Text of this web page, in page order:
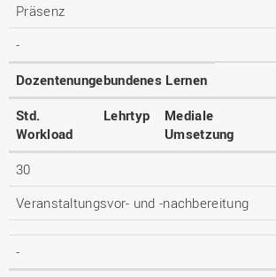
Präsenz
-
Dozentenungebundenes Lernen
Std.
Workload
Lehrtyp
Mediale
Umsetzung
30
Veranstaltungsvor- und -nachbereitung
-